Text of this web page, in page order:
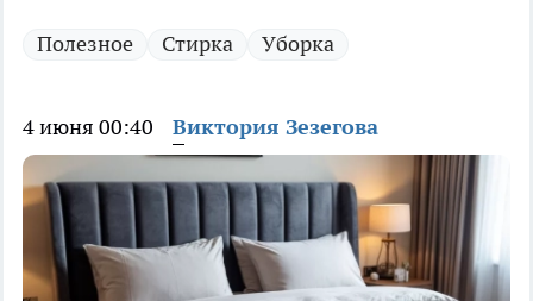
Полезное Стирка Уборка
4 июня 00:40 Виктория Зезегова